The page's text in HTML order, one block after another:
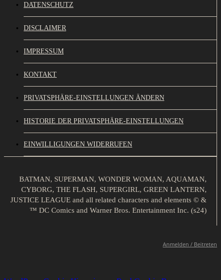
DATENSCHUTZ
DISCLAIMER
IMPRESSUM
KONTAKT
PRIVATSPHÄRE-EINSTELLUNGEN ÄNDERN
HISTORIE DER PRIVATSPHÄRE-EINSTELLUNGEN
EINWILLIGUNGEN WIDERRUFEN
BATMAN, SUPERMAN, WONDER WOMAN, AQUAMAN,
CYBORG, THE FLASH, SUPERGIRL, GREEN LANTERN,
JUSTICE LEAGUE and all related characters and elements © &
™ DC Comics and Warner Bros. Entertainment Inc. (s24)
Anmelden / Beitreten